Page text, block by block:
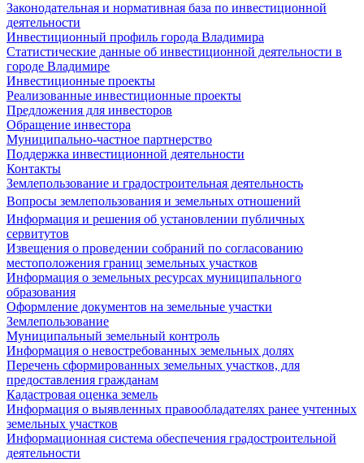
Законодательная и нормативная база по инвестиционной
деятельности
Инвестиционный профиль города Владимира
Статистические данные об инвестиционной деятельности в
городе Владимире
Инвестиционные проекты
Реализованные инвестиционные проекты
Предложения для инвесторов
Обращение инвестора
Муниципально-частное партнерство
Поддержка инвестиционной деятельности
Контакты
Землепользование и градостроительная деятельность
Вопросы землепользования и земельных отношений
Информация и решения об установлении публичных
сервитутов
Извещения о проведении собраний по согласованию
местоположения границ земельных участков
Информация о земельных ресурсах муниципального
образования
Оформление документов на земельные участки
Землепользование
Муниципальный земельный контроль
Информация о невостребованных земельных долях
Перечень сформированных земельных участков, для
предоставления гражданам
Кадастровая оценка земель
Информация о выявленных правообладателях ранее учтенных
земельных участков
Информационная система обеспечения градостроительной
деятельности